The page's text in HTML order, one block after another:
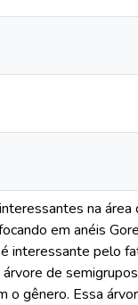
na área
em anéis
interessante pelo
de
o gênero. Essa